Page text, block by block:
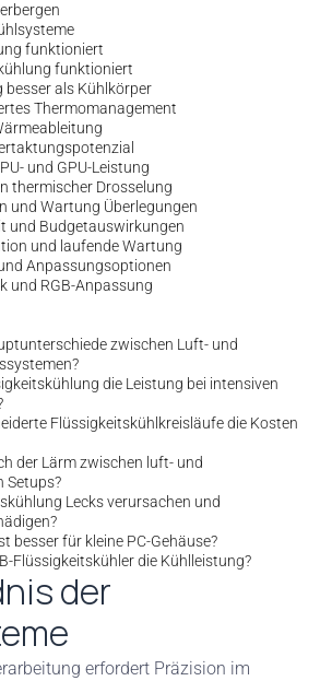
funktioniert
funktioniert
besser als Kühlkörper
Thermomanagement
und GPU-Leistung
thermischer Drosselung
und Wartung Überlegungen
und Budgetauswirkungen
und laufende Wartung
Anpassungsoptionen
und RGB-Anpassung
zwischen Luft- und
die Leistung bei intensiven
Flüssigkeitskühlkreisläufe die Kosten
der Lärm zwischen luft- und
Setups?
Lecks verursachen und
besser für kleine PC-Gehäuse?
Flüssigkeitskühler die Kühlleistung?
der
erfordert Präzision im